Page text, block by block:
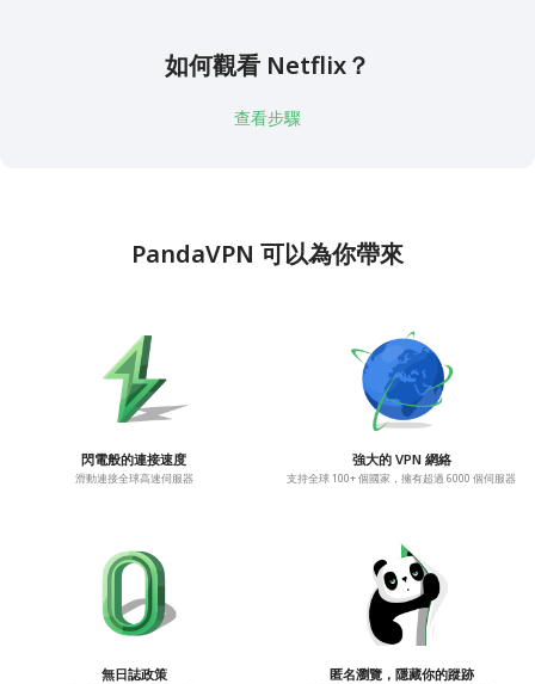
如何觀看 Netflix？
查看步驟
PandaVPN 可以為你帶來
閃電般的連接速度
滑動連接全球高速伺服器
強大的 VPN 網絡
支持全球 100+ 個國家，擁有超過 6000 個伺服器
無日誌政策 匿名瀏覽，隱藏你的蹤跡